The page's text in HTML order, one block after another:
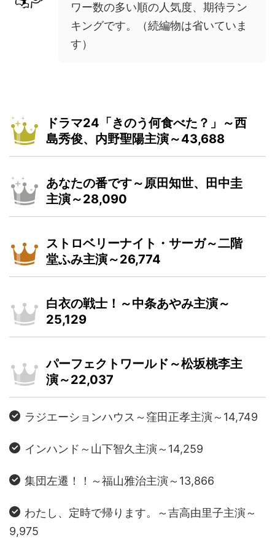
ワー数の多い順の人気度、期待ラン
キングです。（続編物は省いていま
す）
ドラマ24「きのう何食べた？」～西
島秀俊、内野聖陽主演～43,688
あなたの番です～原田知世、田中圭
主演～28,090
ストロベリーナイト・サーガ～二階
堂ふみ主演～26,774
白衣の戦士！～中条あやみ主演～
25,129
パーフェクトワールド～松坂桃李主
演～22,037
ラジエーションハウス～窪田正孝主演～14,749
インハンド～山下智久主演～14,259
集団左遷！！～福山雅治主演～13,866
わたし、定時で帰ります。～吉高由里子主演～
9,975